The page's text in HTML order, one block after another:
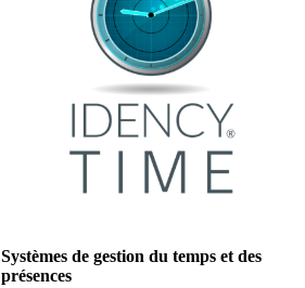
Systèmes de gestion du temps et des
présences